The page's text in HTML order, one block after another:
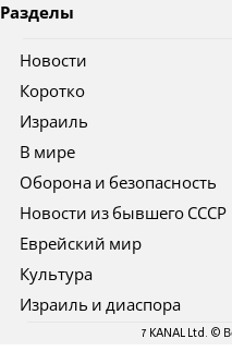
Разделы
Новости
Коротко
Израиль
В мире
Оборона и безопасность
Новости из бывшего СССР
Еврейский мир
Культура
Израиль и диаспора
7 KANAL Ltd. ©